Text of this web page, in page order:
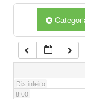
Dia inteiro
7:00
8:00